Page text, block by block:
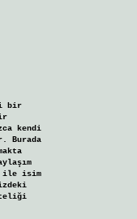
bir
kendi
Burada
ile isim